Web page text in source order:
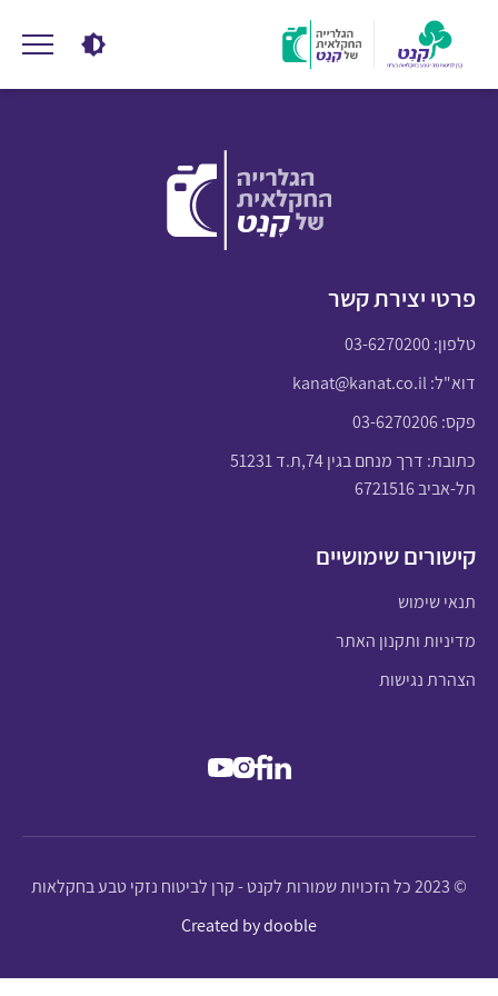
פרטי יצירת קשר
טלפון:03-6270200
דוא"ל:kanat@kanat.co.il
פקס: 03-6270206
כתובת: דרך מנחם בגין 74,ת.ד 51231
תל-אביב 6721516
קישורים שימושיים
תנאי שימוש
מדיניות ותקנון האתר
הצהרת נגישות
© 2023 כל הזכויות שמורות לקנט - קרן לביטוח נזקי טבע בחקלאות
Created by dooble